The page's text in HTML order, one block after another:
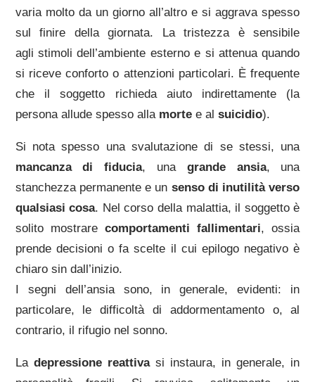
varia molto da un giorno all’altro e si aggrava spesso
sul finire della giornata. La tristezza è sensibile
agli stimoli dell’ambiente esterno e si attenua quando
si riceve conforto o attenzioni particolari. È frequente
che il soggetto richieda aiuto indirettamente (la
persona allude spesso alla mortee al suicidio).
Si nota spesso una svalutazione di se stessi, una
mancanza di fiducia, una grande ansia, una
stanchezza permanente e un senso di inutilità verso
qualsiasi cosa. Nel corso della malattia, il soggetto è
solito mostrare comportamenti fallimentari, ossia
prende decisioni o fa scelte il cui epilogo negativo è
chiaro sin dall’inizio.
I segni dell’ansia sono, in generale, evidenti: in
particolare, le difficoltà di addormentamento o, al
contrario, il rifugio nel sonno.
La depressione reattivasi instaura, in generale, in